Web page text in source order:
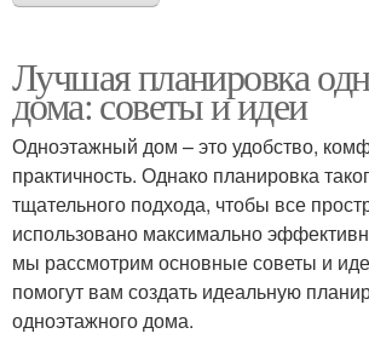
Лучшая планировка
дома: советы и идеи
Одноэтажный дом – это удобство,
практичность. Однако планировка
тщательного подхода, чтобы все
использовано максимально
мы рассмотрим основные советы и
помогут вам создать идеальную
одноэтажного дома.